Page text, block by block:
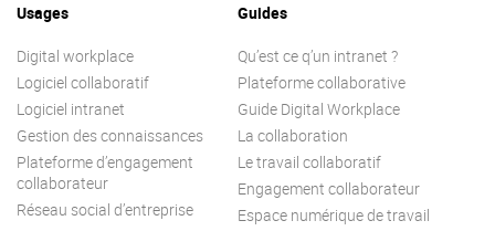
Usages
Digital workplace
Logiciel collaboratif
Logiciel intranet
Gestion des connaissances
Plateforme d’engagement
collaborateur
Réseau social d’entreprise
Guides
Qu’est ce q’un intranet ?
Plateforme collaborative
Guide Digital Workplace
La collaboration
Le travail collaboratif
Engagement collaborateur
Espace numérique de travail